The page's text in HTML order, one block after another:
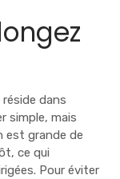
dans
simple, mais
est grande de
ce qui
Pour éviter